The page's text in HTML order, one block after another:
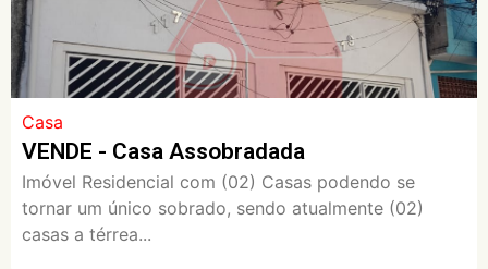
Casa
VENDE - Casa Assobradada
Imóvel Residencial com (02) Casas podendo se
tornar um único sobrado, sendo atualmente (02)
casas a térrea...